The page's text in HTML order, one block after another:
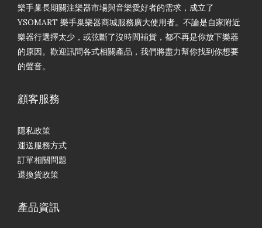
樂手巢長期關注樂器市場與音樂愛好者的需求，成立了
YSOMART 樂手巢樂器商城服務廣大使用者。不論是自家附近
樂器行選擇太少，或弦斷了沒時間補貨，都不再是你放下樂器
的原因。歡迎訊問各式相關產品，我們將盡力幫你找到你想要
的聲音。
顧客服務
隱私政策
運送服務方式
訂單相關問題
退換貨政策
產品資訊